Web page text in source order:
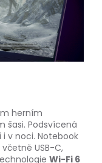
herním
šasi. Podsvícená
v noci. Notebook
USB-C,
Wi-Fi 6